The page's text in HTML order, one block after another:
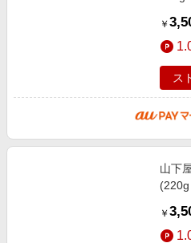
柿/い
￥
ス
山下
ト/プ
￥